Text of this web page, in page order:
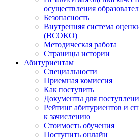
осуществления
Безопасность
Внутренняя система
(ВСОКО)
Методическая работа
Страницы истории
Абитуриентам
Специальности
Приемная комиссия
Как поступить
Документы для
Рейтинг абитуриентов и
к зачислению
Стоимость обучения
Поступить онлайн